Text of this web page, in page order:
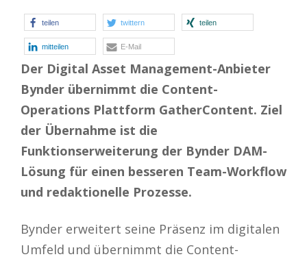
teilen twittern teilen
mitteilen E-Mail
Der Digital Asset Management-Anbieter
Bynder übernimmt die Content-
Operations Plattform GatherContent. Ziel
der Übernahme ist die
Funktionserweiterung der Bynder DAM-
Lösung für einen besseren Team-Workflow
und redaktionelle Prozesse.
Bynder erweitert seine Präsenz im digitalen
Umfeld und übernimmt die Content-